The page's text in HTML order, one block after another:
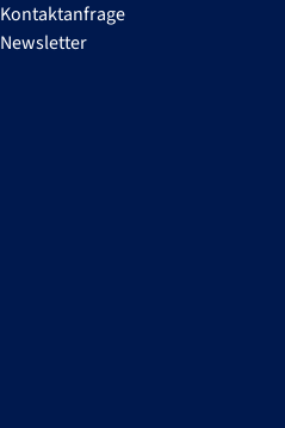
Kontaktanfrage
Newsletter